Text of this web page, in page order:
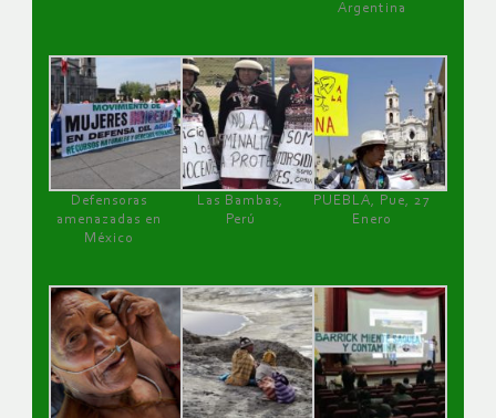
Argentina
Defensoras
amenazadas en
México
Las Bambas,
Perú
PUEBLA, Pue, 27
Enero